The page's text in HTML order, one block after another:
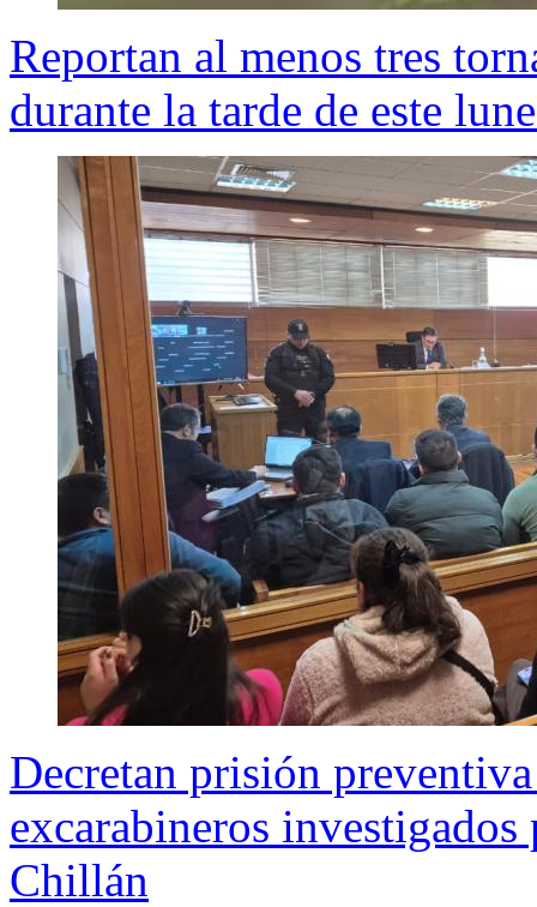
Reportan al menos tres
durante la tarde de este
Decretan prisión
excarabineros
Chillán